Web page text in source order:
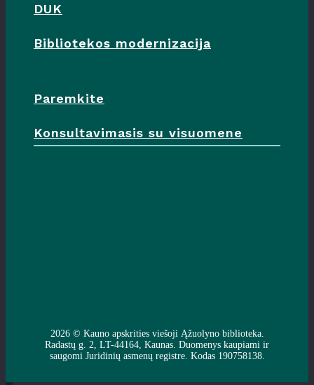
DUK
Bibliotekos modernizacija
Paremkite
Konsultavimasis su visuomene
2026 © Kauno apskrities viešoji Ąžuolyno biblioteka.
Radastų g. 2, LT-44164, Kaunas. Duomenys kaupiami ir
saugomi Juridinių asmenų registre. Kodas 190758138.